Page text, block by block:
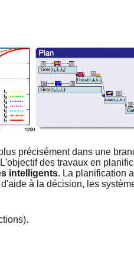
précisément dans une
des travaux en
intelligents. La planification
à la décision, les